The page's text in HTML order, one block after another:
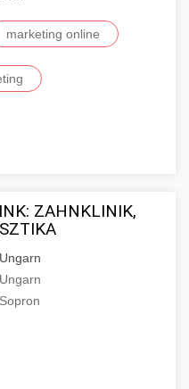
marketing online
ZAHNKLINIK,